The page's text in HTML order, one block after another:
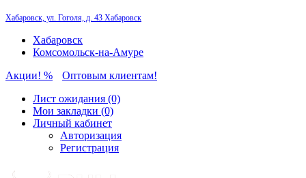
Хабаровск, ул. Гоголя, д. 43 Хабаровск
Хабаровск
Комсомольск-на-Амуре
Акции! %
Оптовым клиентам!
Лист ожидания (0)
Мои закладки (0)
Личный кабинет
Авторизация
Регистрация